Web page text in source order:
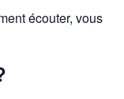
écouter, vous